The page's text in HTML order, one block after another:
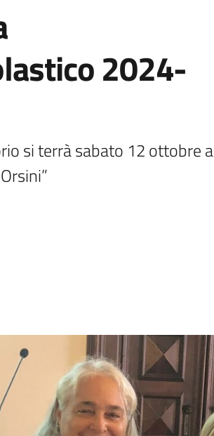
2024-
si terrà sabato 12 ottobre a